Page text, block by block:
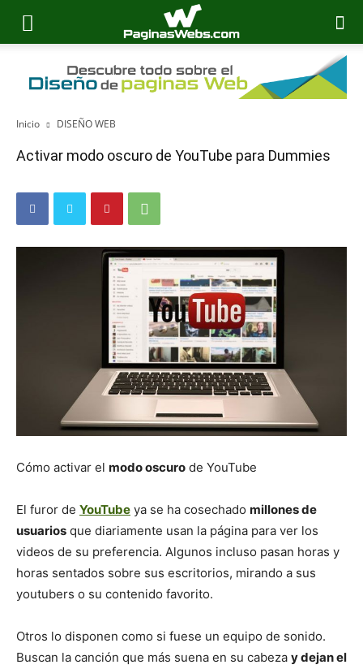
Inicio DISEÑO WEB
Activar modo oscuro de YouTube para Dummies
Cómo activar el modo oscuro de YouTube
El furor de YouTube ya se ha cosechado millones de
usuarios que diariamente usan la página para ver los
videos de su preferencia. Algunos incluso pasan horas y
horas sentados sobre sus escritorios, mirando a sus
youtubers o su contenido favorito.
Otros lo disponen como si fuese un equipo de sonido.
Buscan la canción que más suena en su cabeza y dejan el